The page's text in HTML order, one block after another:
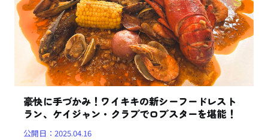
豪快に手づかみ！ワイキキの新シーフードレスト
ラン、ケイジャン・クラブでロブスターを堪能！
公開日：2025.04.16